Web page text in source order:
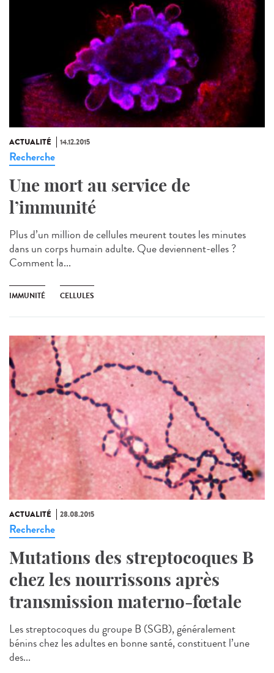
ACTUALITÉ 14.12.2015
Recherche
Une mort au service de
l’immunité
Plus d’un million de cellules meurent toutes les minutes
dans un corps humain adulte. Que deviennent-elles ?
Comment la...
IMMUNITÉ CELLULES
ACTUALITÉ 28.08.2015
Recherche
Mutations des streptocoques B
chez les nourrissons après
transmission materno-fœtale
Les streptocoques du groupe B (SGB), généralement
bénins chez les adultes en bonne santé, constituent l’une
des...